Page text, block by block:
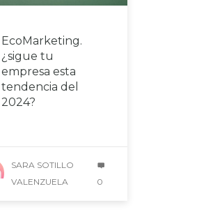
EcoMarketing.
¿sigue tu
empresa esta
tendencia del
2024?
SARA SOTILLO
VALENZUELA
0